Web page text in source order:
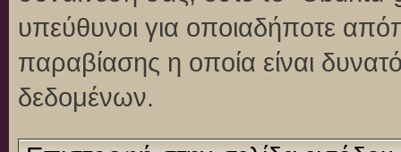
υπεύθυνοι για οποιαδήποτε
παραβίασης η οποία είναι
δεδομένων.